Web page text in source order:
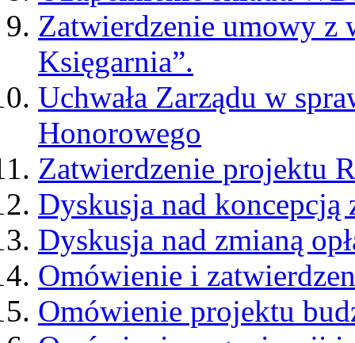
Zatwierdzenie umowy z
Księgarnia”.
Uchwała Zarządu w
Honorowego
Zatwierdzenie projektu
Dyskusja nad koncepcją
Dyskusja nad zmianą
Omówienie i
Omówienie projektu